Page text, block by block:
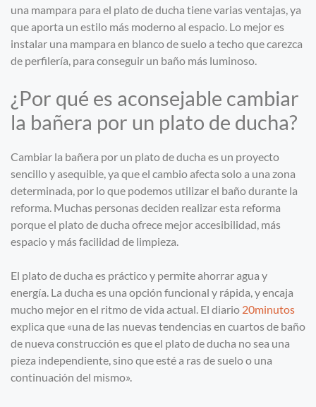
una mampara para el plato de ducha tiene varias ventajas, ya
que aporta un estilo más moderno al espacio. Lo mejor es
instalar una mampara en blanco de suelo a techo que carezca
de perfilería, para conseguir un baño más luminoso.
¿Por qué es aconsejable cambiar
la bañera por un plato de ducha?
Cambiar la bañera por un plato de ducha es un proyecto
sencillo y asequible, ya que el cambio afecta solo a una zona
determinada, por lo que podemos utilizar el baño durante la
reforma. Muchas personas deciden realizar esta reforma
porque el plato de ducha ofrece mejor accesibilidad, más
espacio y más facilidad de limpieza.
El plato de ducha es práctico y permite ahorrar agua y
energía. La ducha es una opción funcional y rápida, y encaja
mucho mejor en el ritmo de vida actual. El diario 20minutos
explica que «una de las nuevas tendencias en cuartos de baño
de nueva construcción es que el plato de ducha no sea una
pieza independiente, sino que esté a ras de suelo o una
continuación del mismo».